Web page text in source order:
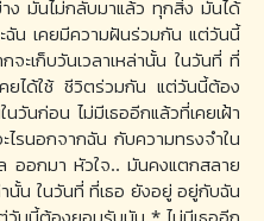
ง มันไม่กลับมาแล้ว ทุกสิ่ง มันได้
ฉัน เคยมีความฝันร่วมกัน แต่วันนี้
ะเก็บวันเวลาเหล่านั้น ในวันที่ ที่
ยได้ใช้ ชีวิตร่วมกัน แต่วันนี้ต้อง
วันก่อน ไม่มีเธออีกแล้วที่เคยเฝ้า
ไรนอกจากฉัน กับความทรงจำใน
ออกมา หัวใจ.. มันคงแตกสลาย
านั้น ในวันที่ ที่เธอ ยังอยู่ อยู่กับฉัน